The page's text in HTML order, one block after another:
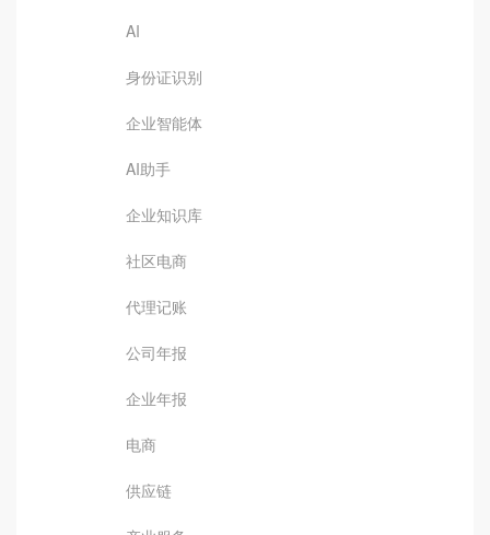
AI
身份证识别
企业智能体
AI助手
企业知识库
社区电商
代理记账
公司年报
企业年报
电商
供应链